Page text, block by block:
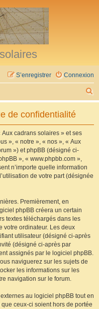
Connexion
S’enregistrer
e
de confidentialité
cadrans solaires » et ses
», « notre », « nos », « Aux
») et phpBB (désigné ci-
», « www.phpbb.com »,
n’importe quelle information
de votre part (désignée
Premièrement, en
phpBB créera un certain
textes téléchargés dans les
votre ordinateur. Les deux
utilisateur (désigné ci-après
(désigné ci-après par
assignés par le logiciel phpBB.
naviguerez sur les sujets de
les informations sur les
navigation sur le forum.
au logiciel phpBB tout en
ceux-ci soient hors de portée